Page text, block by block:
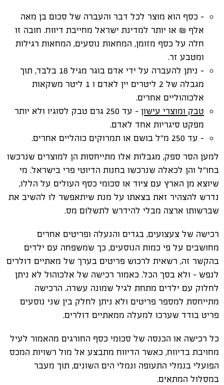
- כסף הוא מוצר לכל דבר והעברה של סכום בן מאה
אלף ₪ או יותר למדינת ישראל מחייבת דיווח. חובה זו
חלה על כסף מזומן, המחאות נוסעים, המחאות רגילות
ומטבע זר.
- ניתן להעברה על ידי אדם בוגר מגיל 18 בלבד, תוך
מגבלה של 2 ליטרים יין לאדם ו 1 ליטר משקאות
אלכוהוליים אחרים.
טבק ומוצרי עישון
- עד 250 גרם טבק לסוגיו ולא יותר
מפקט סיגריות אחד לאדם.
- עד 250 מ"ל בושם או תמרוקים כוהליים אחרים.
למען הסר ספק, מגבלות אלו מתייחסות הן למוצרים שנרכשו
בחו"ל והן לכאלה שנרכשו בחנות הדיוטי פרי בישראל. מי
שיוצא מן הארץ עם ציוד או סכומי כסף העולים על הללו,
נדרש להצהיר זאת בצאתו על מנת שיתאפשר לו להשיב את
שברשותו ארצה מבלי להידרש לתשלום מס.
רכישה של צעצועים, בגדים והנעלה ופריטים אחרים
מחושבים על פי כמות הנוסעים, כך שמשפחה עם ילדים
בהקשר זה, רשאית לרכוש פריטים בערך של מאתיים דולרים
לנפש - ולא בסך הכל. כאמור רכישה של אלכוהול לא ניתן
לחלוק עם ילדים מתחת לגיל שמונה עשרה. הרכישה
מתייחסת למספר פריטים ולא ניתן לחלק בין שני נוסעים
פריט בודד שערכו למעלה ממאתיים דולרים.
כל רכישה או הכנסה של סכומי כסף החורגים מהאמור לעיל
מחויבת בדיווח, כאשר הדיווח מתבצע אל מול רשויות המכס
הפועלי בנמלי התעופה ונמלי הים השונים, תוך מעבר
במסלול המתאים.